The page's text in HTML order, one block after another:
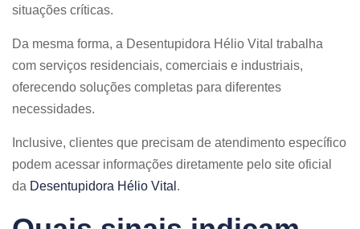
situações críticas.
Da mesma forma, a Desentupidora Hélio Vital trabalha
com serviços residenciais, comerciais e industriais,
oferecendo soluções completas para diferentes
necessidades.
Inclusive, clientes que precisam de atendimento específico
podem acessar informações diretamente pelo site oficial
da Desentupidora Hélio Vital .